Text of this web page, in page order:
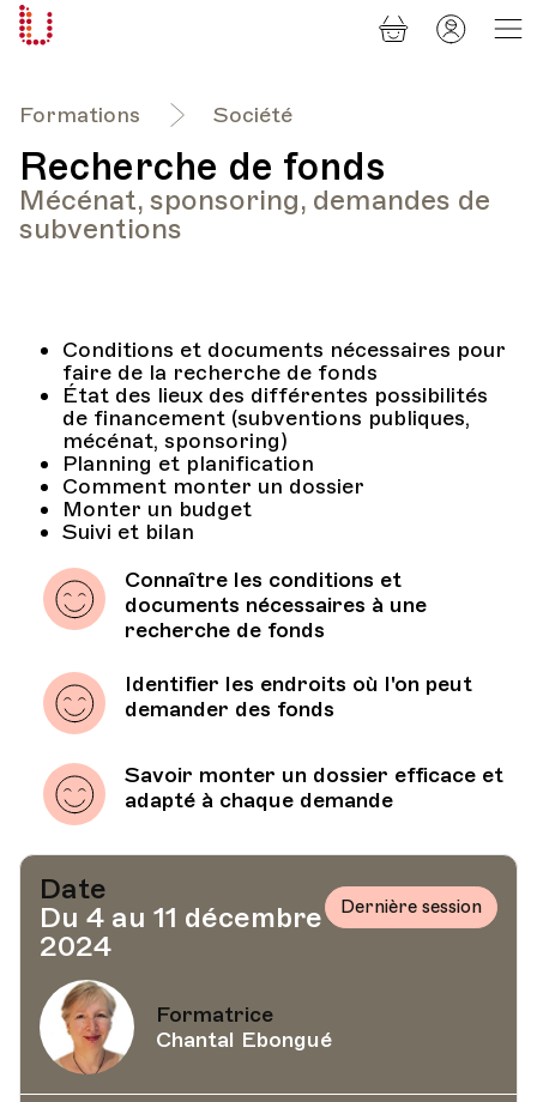
Formations Société
Recherche de fonds
Mécénat, sponsoring, demandes de
subventions
Conditions et documents nécessaires pour
faire de la recherche de fonds
État des lieux des différentes possibilités
de financement (subventions publiques,
mécénat, sponsoring)
Planning et planification
Comment monter un dossier
Monter un budget
Suivi et bilan
Connaître les conditions et
documents nécessaires à une
recherche de fonds
Identifier les endroits où l'on peut
demander des fonds
Savoir monter un dossier efficace et
adapté à chaque demande
Date
Du 4 au 11 décembre
2024
Dernière session
Formatrice
Chantal Ebongué
Panier
Mon